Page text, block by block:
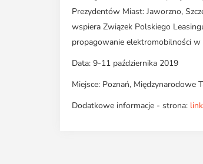
Prezydentów Miast: Jaworzno,
wspiera Związek Polskiego
propagowanie elektromobilności w
Data: 9-11 października 2019
Miejsce: Poznań, Międzynarodowe
Dodatkowe informacje - strona: link